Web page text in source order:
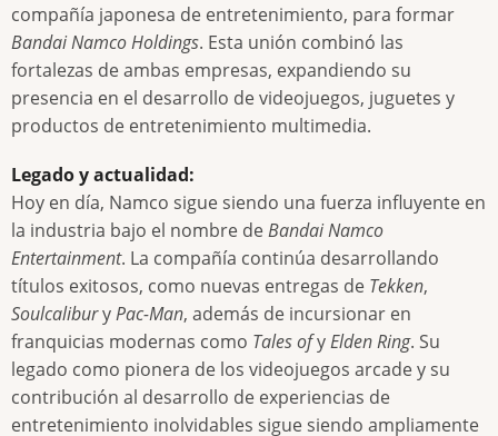
compañía japonesa de entretenimiento, para formar
Bandai Namco Holdings. Esta unión combinó las
fortalezas de ambas empresas, expandiendo su
presencia en el desarrollo de videojuegos, juguetes y
productos de entretenimiento multimedia.
Legado y actualidad:
Hoy en día, Namco sigue siendo una fuerza influyente en
la industria bajo el nombre deBandai Namco
Entertainment. La compañía continúa desarrollando
títulos exitosos, como nuevas entregas de Tekken,
SoulcaliburyPac-Man, además de incursionar en
franquicias modernas como Tales ofyElden Ring. Su
legado como pionera de los videojuegos arcade y su
contribución al desarrollo de experiencias de
entretenimiento inolvidables sigue siendo ampliamente